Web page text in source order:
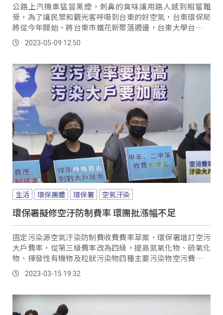
公路上汽機車猛冒黑煙，刺鼻的臭味讓用路人感到相當難
受，為了讓民眾和觀光客呼吸到台東的好空氣，台東環保局
將從今年開始，將台東市鐵花新聚落週邊，台東大學台東校
區、鯉魚山以及公車轉運站區域，劃設為「空氣品質管制
區」，並從9月1號開始，透過科技執法方式，取締沒有取得
以下罰鍰。
2023-05-09 12:50
生活 環保團體 環保署 空氣汙染
環保署擬修空汙防制費率 環團批漲幅不足
固定污染源空氣汙染防制費收費費率草案，環保署增訂空污
大戶費率，從第三級費率改為四級，提高氮氧化物、硫氧化
物、揮發性有機物及粒狀污染物四種主要污染物空污費，以
經濟誘因引導業者減少排放。
2023-03-15 19:32